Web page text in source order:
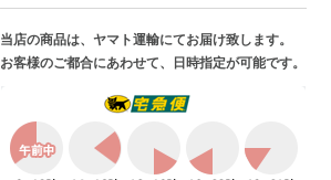
当店の商品は、ヤマト運輸にてお届け致します。
お客様のご都合にあわせて、日時指定が可能です。